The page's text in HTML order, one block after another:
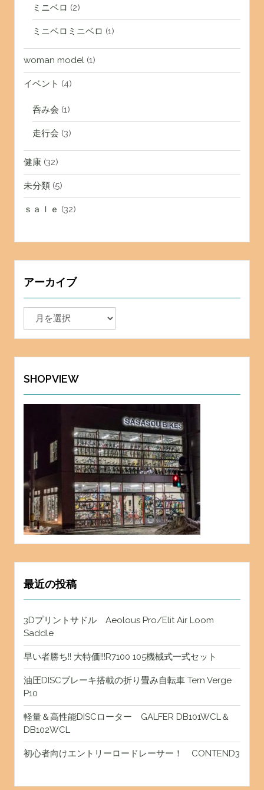
ミニベロ (2)
ミニベロミニベロ (1)
woman model(1)
イベント (4)
呑み会 (1)
走行会 (3)
健康(32)
未分類(5)
ｓａｌｅ (32)
アーカイブ
カ
SHOPVIEW
最近の投稿
3Dプリントサドル Aeolous Pro/Elit Air Loom
Saddle
早い者勝ち!! 大特価!!!R7100 105機械式一式セット
油圧DISCブレーキ搭載の折り畳み自転車 Tern Verge
P10
軽量＆高性能DISCローター GALFER DB101WCL＆
DB102WCL
初心者向けエントリーロードレーサー！ CONTEND3